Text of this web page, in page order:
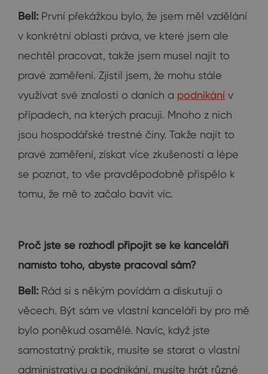
Bell: První překážkou bylo, že jsem měl vzdělání
v konkrétní oblasti práva, ve které jsem ale
nechtěl pracovat, takže jsem musel najít to
pravé zaměření. Zjistil jsem, že mohu stále
využívat své znalosti o daních a podnikání v
případech, na kterých pracuji. Mnoho z nich
jsou hospodářské trestné činy. Takže najít to
pravé zaměření, získat více zkušeností a lépe
se poznat, to vše pravděpodobně přispělo k
tomu, že mě to začalo bavit víc.
Proč jste se rozhodl připojit se ke kanceláři
namísto toho, abyste pracoval sám?
Bell: Rád si s někým povídám a diskutuji o
věcech. Být sám ve vlastní kanceláři by pro mě
bylo poněkud osamělé. Navíc, když jste
samostatný praktik, musíte se starat o vlastní
administrativu a podnikání, musíte hrát různé